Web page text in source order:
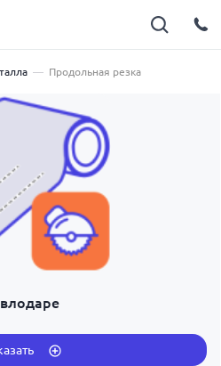
Продольная резка